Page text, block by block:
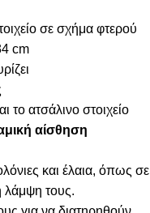
σε σχήμα φτερού
cm
ατσάλινο στοιχείο
αίσθηση
και έλαια, όπως σε
λάμψη τους.